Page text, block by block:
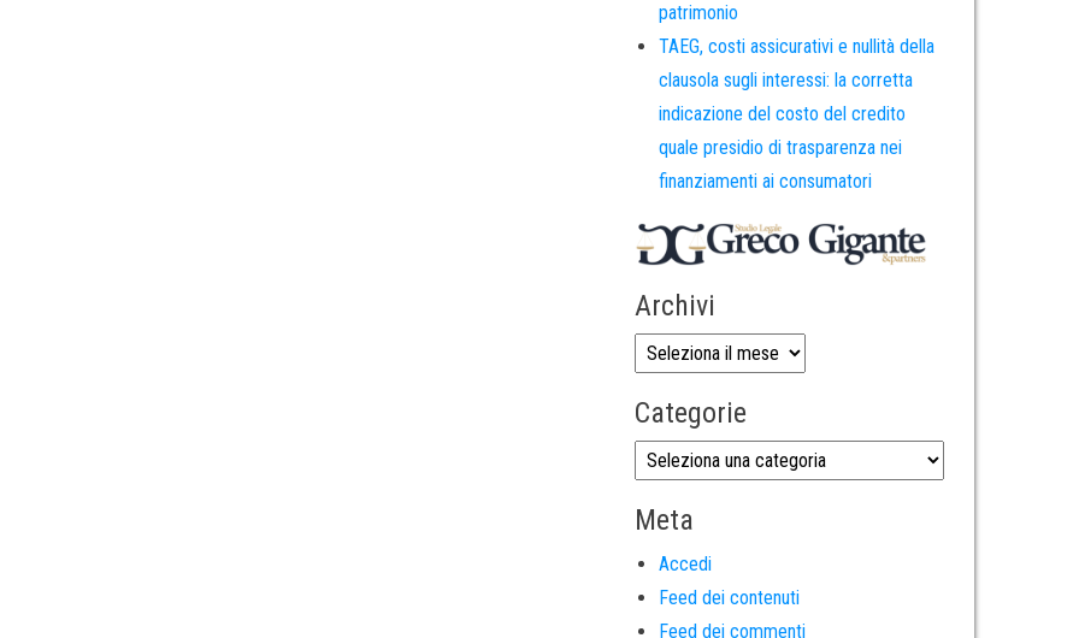
patrimonio
TAEG, costi assicurativi e nullità della
clausola sugli interessi: la corretta
indicazione del costo del credito
quale presidio di trasparenza nei
finanziamenti ai consumatori
Archivi
Categorie
Meta
Accedi
Feed dei contenuti
Feed dei commenti